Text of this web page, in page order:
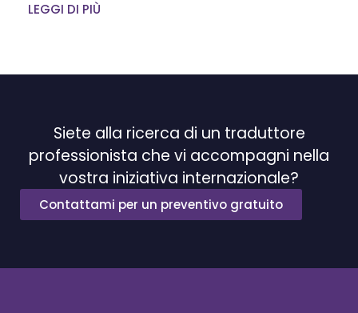
LEGGI DI PIÙ
Siete alla ricerca di un traduttore
professionista che vi accompagni nella
vostra iniziativa internazionale?
Contattami per un preventivo gratuito